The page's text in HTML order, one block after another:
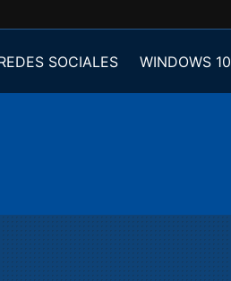
SOCIALES WINDOWS 10